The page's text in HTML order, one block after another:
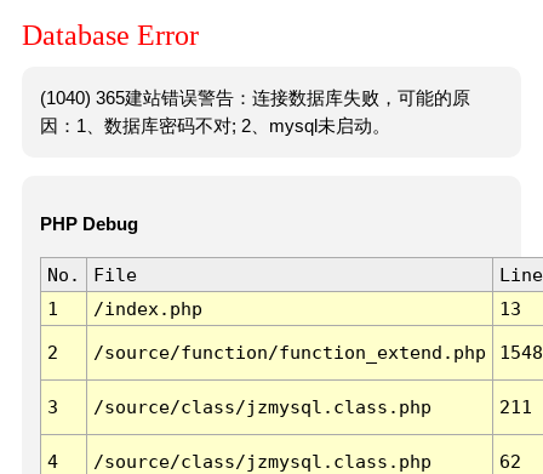
Database Error
(1040) 365建站错误警告：连接数据库失败，可能的原
因：1、数据库密码不对; 2、mysql未启动。
PHP Debug
No. File
Line
1
/index.php 13
2 /source/function/function_extend.php 1548
3 /source/class/jzmysql.class.php 211
4 /source/class/jzmysql.class.php 62